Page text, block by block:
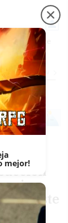
de botellas
Educación Salud
el coste
mejor!